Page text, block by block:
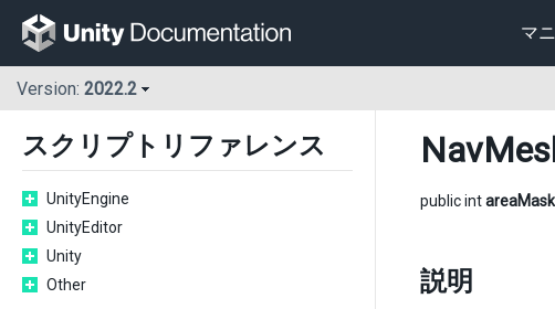
マ
Version: 2022.2
スクリプトリファレンス
UnityEngine
UnityEditor
Unity
Other
public intareaMask
説明